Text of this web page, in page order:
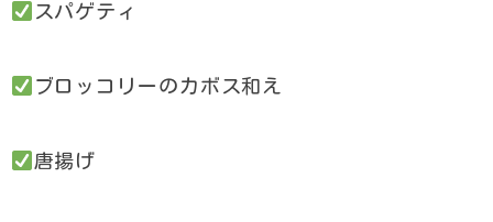
スパゲティ
ブロッコリーのカボス和え
唐揚げ